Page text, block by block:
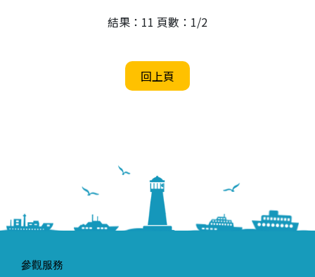
結果：11 頁數：1/2
回上頁
參觀服務